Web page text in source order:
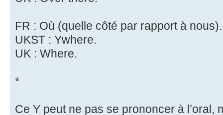
FR : Où (quelle côté par rapport à nous).
UKST : Ywhere.
UK : Where.
*
Ce Y peut ne pas se prononcer à l’oral,